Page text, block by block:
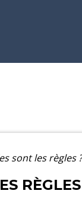
sont les règles